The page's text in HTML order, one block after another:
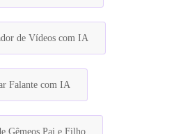
de Vídeos com IA
Falante com IA
Gêmeos Pai e Filho